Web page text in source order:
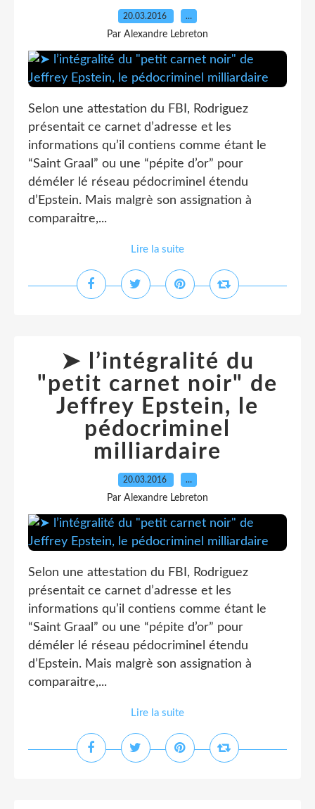
20.03.2016 …
Par Alexandre Lebreton
Selon une attestation du FBI, Rodriguez
présentait ce carnet d’adresse et les
informations qu’il contiens comme étant le
“Saint Graal” ou une “pépite d’or” pour
déméler lé réseau pédocriminel étendu
d’Epstein. Mais malgrè son assignation à
comparaitre,...
Lire la suite
➤ l’intégralité du
"petit carnet noir" de
Jeffrey Epstein, le
pédocriminel
milliardaire
20.03.2016 …
Par Alexandre Lebreton
Selon une attestation du FBI, Rodriguez
présentait ce carnet d’adresse et les
informations qu’il contiens comme étant le
“Saint Graal” ou une “pépite d’or” pour
déméler lé réseau pédocriminel étendu
d’Epstein. Mais malgrè son assignation à
comparaitre,...
Lire la suite